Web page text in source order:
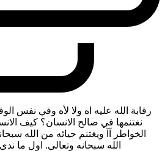
رقابة الله عليه اه ولا لأه وفي نفس
نغتنمها في صالح الانسان؟ كيف
الخواطر آآ ويغتنم حيائه من الله
الله سبحانه وتعالى. اول ما